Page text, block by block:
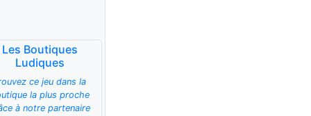
Les Boutiques
Ludiques
ce jeu dans la
la plus proche
à notre partenaire